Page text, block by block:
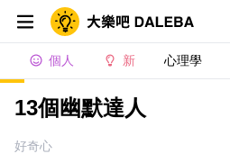
個人 新 心理學
13個幽默達人
好奇心